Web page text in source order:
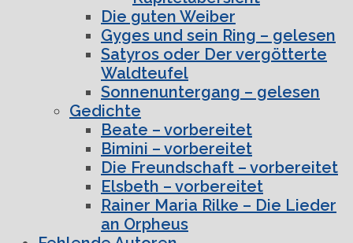
Die guten Weiber
Gyges und sein Ring – gelesen
Satyros oder Der vergötterte
Waldteufel
Sonnenuntergang – gelesen
Gedichte
Beate – vorbereitet
Bimini – vorbereitet
Die Freundschaft – vorbereitet
Elsbeth – vorbereitet
Rainer Maria Rilke – Die Lieder
an Orpheus